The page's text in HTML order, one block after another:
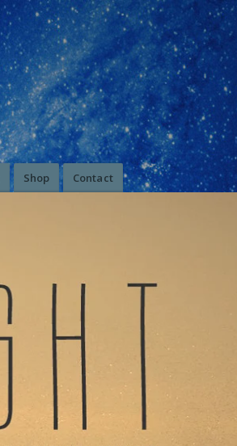
Shop Contact